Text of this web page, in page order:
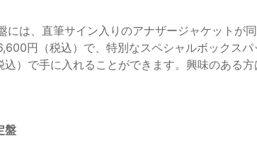
には、直筆サイン入りのアナザージャケットが
円（税込）で、特別なスペシャルボックス
）で手に入れることができます。興味のある
盤